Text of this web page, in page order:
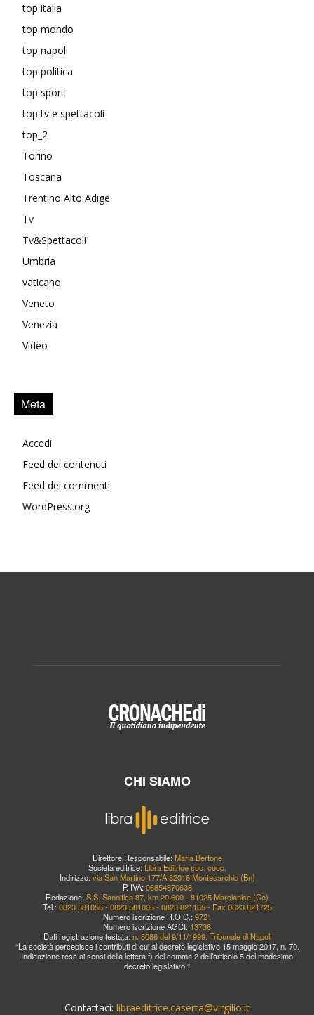
top italia
top mondo
top napoli
top politica
top sport
top tv e spettacoli
top_2
Torino
Toscana
Trentino Alto Adige
Tv
Tv&Spettacoli
Umbria
vaticano
Veneto
Venezia
Video
Meta
Accedi
Feed dei contenuti
Feed dei commenti
WordPress.org
CHI SIAMO
Direttore Responsabile: Maria Bertone
Società editrice: Libra Editrice soc. coop.
Indirizzo: via San Martino 177/A 82016 Montesarchio (Bn)
P. IVA: 06854870638
Redazione: S.S. Sannitica 87, km 20,600 - 81025 Marcianise (Ce)
Tel.: 0823.581055 - 0823.581005 - 0823.821165 - Fax 0823.821725
Numero iscrizione R.O.C.: 9721
Numero iscrizione AGCI: 13738
Dati registrazione testata: n. 5086 del 9/11/1999, Tribunale di Napoli
“La società percepisce i contributi di cui al decreto legislativo 15 maggio 2017, n. 70.
Indicazione resa ai sensi della lettera f) del comma 2 dell’articolo 5 del medesimo
decreto legislativo.”
Contattaci: libraeditrice.caserta@virgilio.it